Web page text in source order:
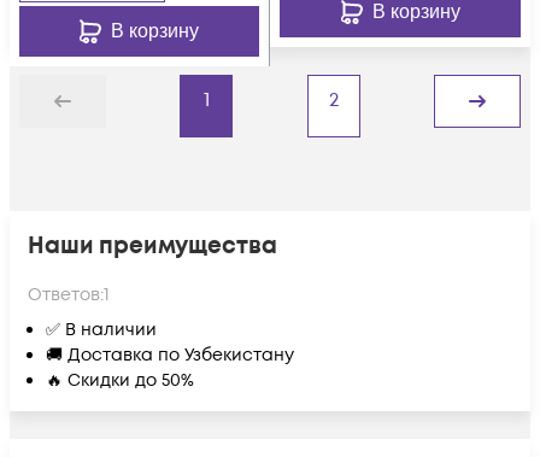
В корзину
В корзину
Назад
1 2
Дальше
Наши преимущества
Ответов:1
✅ В наличии
🚚 Доставка по Узбекистану
🔥 Скидки до 50%